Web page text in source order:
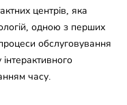
центрів, яка
одною з перших
обслуговування
часу.